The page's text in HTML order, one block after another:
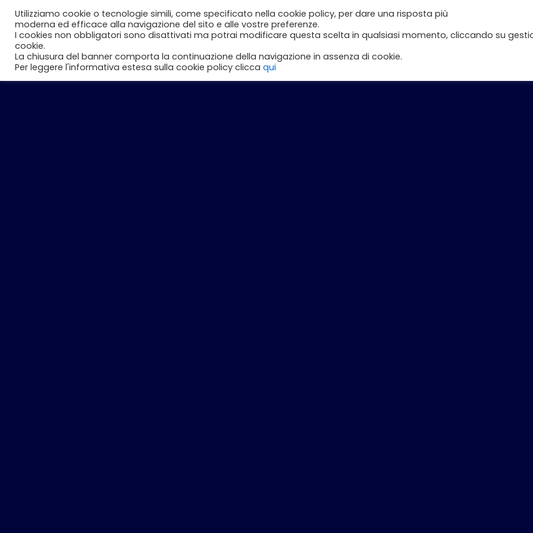
contenuto
Perché noi Studenti Aziende Inizia con DLI Corsi
Utilizziamo cookie o tecnologie simili, come specificato nella cookie policy, per dare una risposta più
moderna ed efficace alla navigazione del sito e alle vostre preferenze.
I cookies non obbligatori sono disattivati ma potrai modificare questa scelta in qualsiasi momento, cliccando su
cookie.
La chiusura del banner comporta la continuazione della navigazione in assenza di cookie.
Per leggere l'informativa estesa sulla cookie policy clicca qui